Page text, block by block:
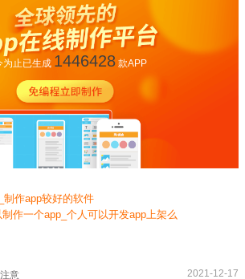
为止已生成 1446428款APP
制作app较好的软件
作一个app_个人可以开发app上架么
意 2021-12-17